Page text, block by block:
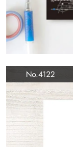
No.4122